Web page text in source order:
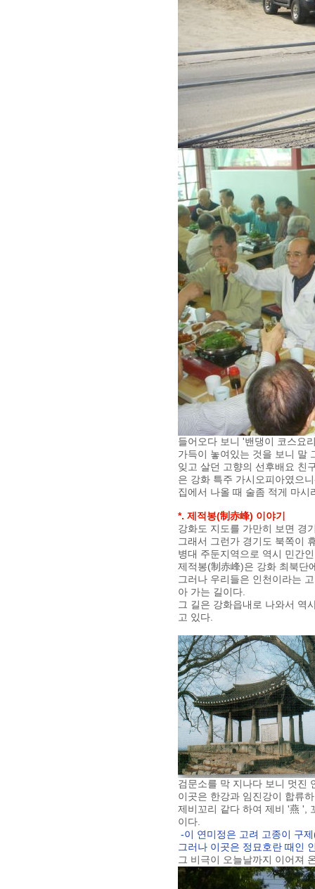
들어오다 보니 '밴댕이 코스요
가득이 놓여있는 것을 보니 말
잊고 살던 고향의 선후배요 친
은 강화 특주 가시오피아였으
집에서 나올 때 술좀 적게 마
*. 제적봉(制赤峰) 이야기
강화도 지도를 가만히 보면 경
그래서 그런가 경기도 북쪽이
병대 주둔지역으로 역시 민간
제적봉(制赤峰)은 강화 최북단
그러나 우리들은 인천이라는
아 가는 길이다.
그 길은 강화읍내로 나와서 역
고 있다.
검문소를 막 지나다 보니 멋진
이곳은 한강과 임진강이 합류
제비꼬리 같다 하여 제비 '燕 ',
이다.
-이 연미정은 고려 고종이 구
그러나 이곳은 정묘호란 때인
그 비극이 오늘날까지 이어져